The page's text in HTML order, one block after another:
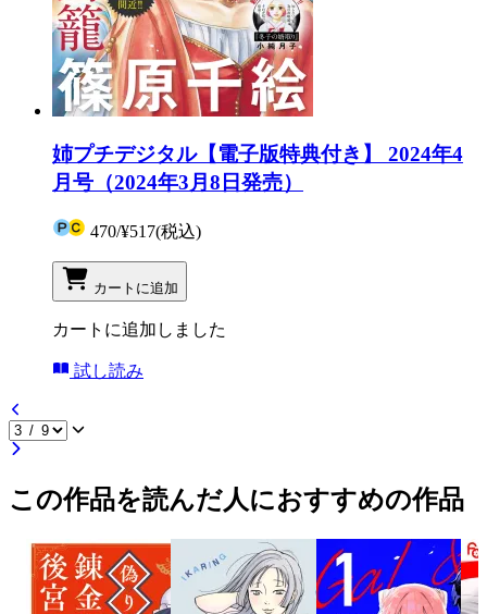
姉プチデジタル【電子版特典付き】 2024年4
月号（2024年3月8日発売）
470/¥517(税込)
カートに追加
カートに追加しました
試し読み
この作品を読んだ人におすすめの作品